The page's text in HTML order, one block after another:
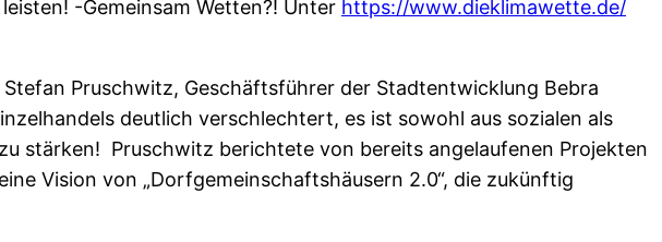
-Gemeinsam Wetten?! Unter https://www.dieklimawette.de/
Pruschwitz, Geschäftsführer der Stadtentwicklung Bebra
deutlich verschlechtert, es ist sowohl aus sozialen als
stärken! Pruschwitz berichtete von bereits angelaufenen Projekten
Vision von „Dorfgemeinschaftshäusern 2.0“, die zukünftig